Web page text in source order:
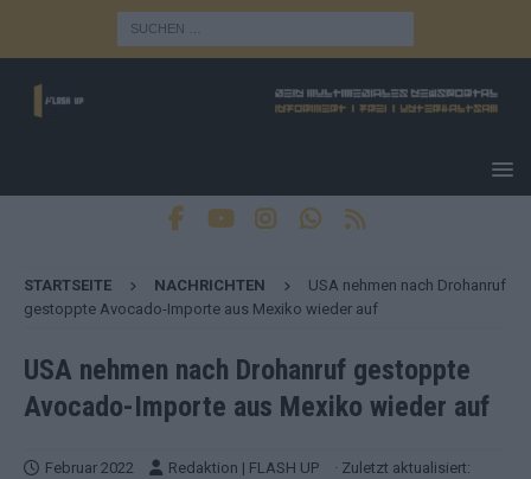
STARTSEITE NACHRICHTEN
USA nehmen nach Drohanruf
gestoppte Avocado-Importe aus Mexiko wieder auf
USA nehmen nach Drohanruf gestoppte
Avocado-Importe aus Mexiko wieder auf
Februar 2022 Redaktion | FLASH UP
· Zuletzt aktualisiert: